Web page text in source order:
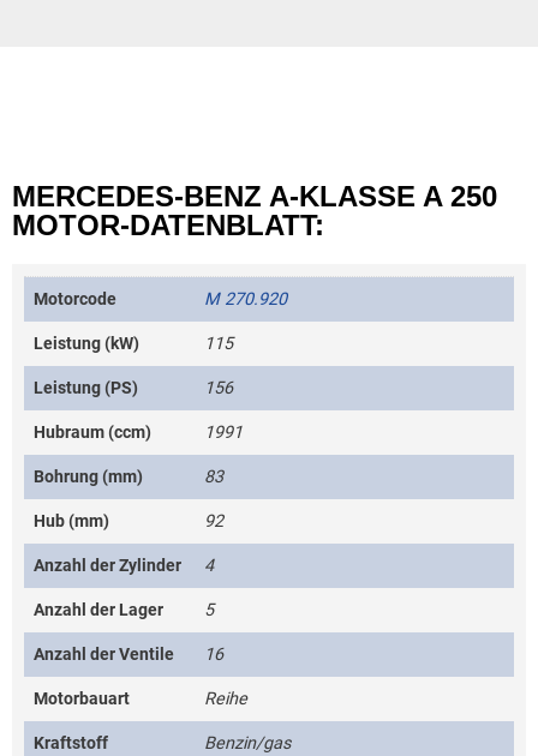
MERCEDES-BENZ A-KLASSE A 250
MOTOR-DATENBLATT:
Motorcode M 270.920
Leistung (kW) 115
Leistung (PS) 156
Hubraum (ccm) 1991
Bohrung (mm) 83
Hub (mm) 92
Anzahl der Zylinder 4
Anzahl der Lager 5
Anzahl der Ventile 16
Motorbauart Reihe
Kraftstoff Benzin/gas